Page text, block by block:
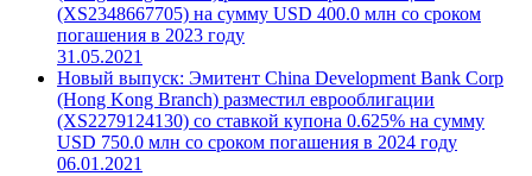
(XS2348667705) на сумму USD 400.0 млн со сроком
погашения в 2023 году
31.05.2021
Новый выпуск: Эмитент China Development Bank Corp
(Hong Kong Branch) разместил еврооблигации
(XS2279124130) со ставкой купона 0.625% на сумму
USD 750.0 млн со сроком погашения в 2024 году
06.01.2021